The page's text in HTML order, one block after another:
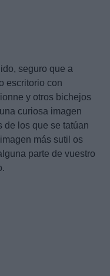
seguro que a
escritorio con
y otros bichejos
curiosa imagen
de los que se tatúan
más sutil os
parte de vuestro